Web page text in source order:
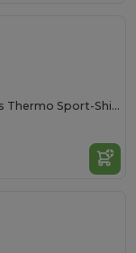
PRIME Hochfunktionelles Thermo Sport-Shirt mit Kompressionseigenschaften